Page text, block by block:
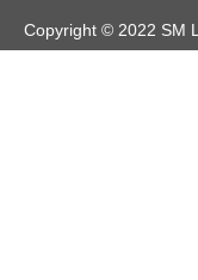
Copyright © 2022 SM